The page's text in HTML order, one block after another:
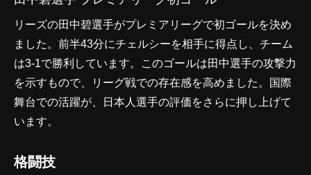
リーズの田中碧選手がプレミアリーグで初ゴールを決め
ました。前半43分にチェルシーを相手に得点し、チーム
は3-1で勝利しています。このゴールは田中選手の攻撃力
を示すもので、リーグ戦での存在感を高めました。国際
舞台での活躍が、日本人選手の評価をさらに押し上げて
います。
格闘技